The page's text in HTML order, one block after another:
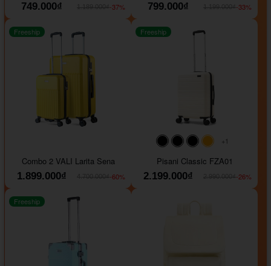
749.000₫
-37%
799.000₫
-33%
Freeship
Combo 2 VALI Larita Sena
1.899.000₫
-60%
#000000#000000
#000000
#ffa500
+1
Freeship
Pisani Classic FZA01
2.199.000₫
-26%
Freeship